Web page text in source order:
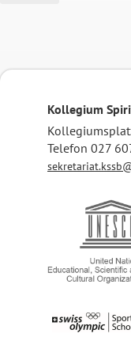
Kollegium
Telefon 027